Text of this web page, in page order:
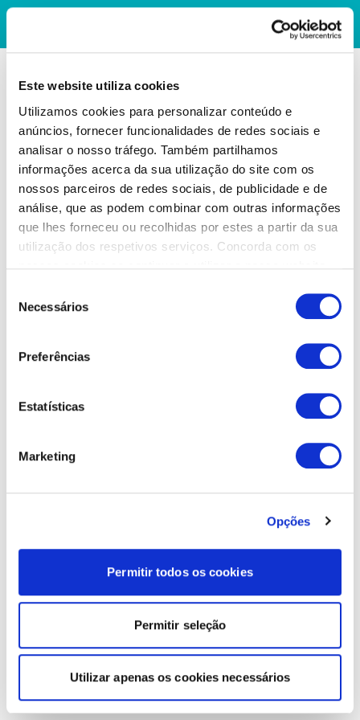
Este website utiliza cookies
Utilizamos cookies para personalizar conteúdo e
anúncios, fornecer funcionalidades de redes sociais e
analisar o nosso tráfego. Também partilhamos
informações acerca da sua utilização do site com os
nossos parceiros de redes sociais, de publicidade e de
análise, que as podem combinar com outras informações
que lhes forneceu ou recolhidas por estes a partir da sua
utilização dos respetivos serviços. Concorda com os
Necessários
Preferências
Estatísticas
Marketing
Opções
Permitir todos os cookies
Permitir seleção
Utilizar apenas os cookies necessários